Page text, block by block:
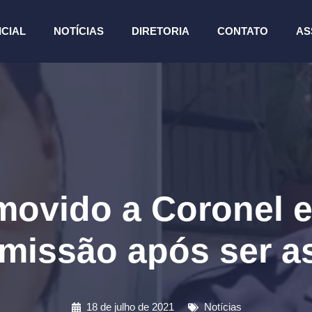
NOTÍCIAS DIRETORIA CONTATO
a Coronel
após ser
18 de julho de 2021 Notícias